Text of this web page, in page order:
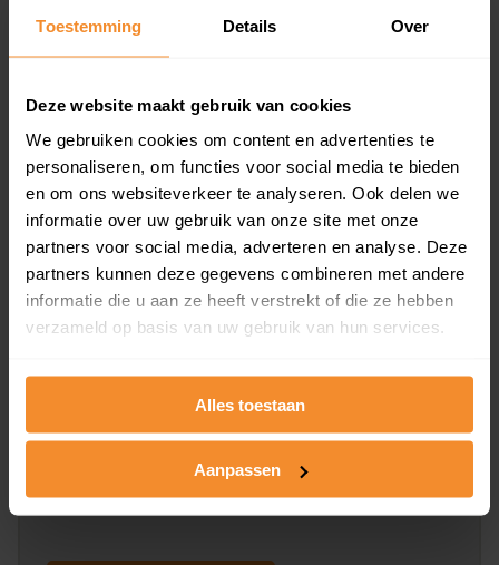
Toestemming Details Over
Deze website maakt gebruik van cookies
We gebruiken cookies om content en advertenties te
personaliseren, om functies voor social media te bieden
en om ons websiteverkeer te analyseren. Ook delen we
informatie over uw gebruik van onze site met onze
partners voor social media, adverteren en analyse. Deze
partners kunnen deze gegevens combineren met andere
informatie die u aan ze heeft verstrekt of die ze hebben
verzameld op basis van uw gebruik van hun services.
Alles toestaan
Aanpassen
Een overzicht van alle verkochte woningen (koopsom
Bekijk product
Direct leverbaar
Een uitgebreid overzicht van het perceel en
dit inclusief de luchtfoto!